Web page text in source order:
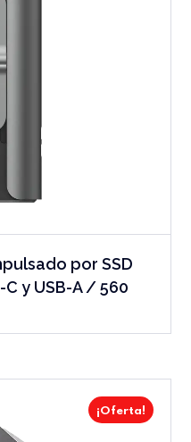
por SSD
y USB-A / 560
¡Oferta!